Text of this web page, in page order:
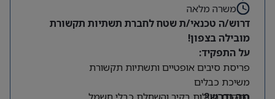
מיקום: קדימה צורן
משרה מלאה
דרוש/ה טכנאי/ת שטח לחברת תשתיות תקשורת
מובילה בצפון!
על התפקיד:
פריסת סיבים אופטיים ותשתיות תקשורת
משיכת כבלים
מה נדרש?